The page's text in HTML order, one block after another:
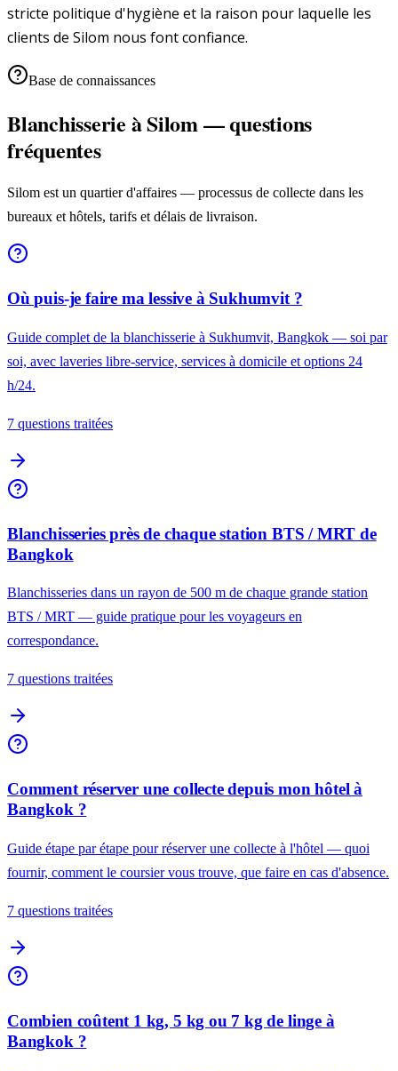
stricte politique d'hygiène et la raison pour laquelle les
clients de Silom nous font confiance.
Base de connaissances
Blanchisserie à Silom — questions
fréquentes
Silom est un quartier d'affaires — processus de collecte dans les
bureaux et hôtels, tarifs et délais de livraison.
Où puis-je faire ma lessive à Sukhumvit ?
Guide complet de la blanchisserie à Sukhumvit, Bangkok — soi par
soi, avec laveries libre-service, services à domicile et options 24
h/24.
7 questions traitées
Blanchisseries près de chaque station BTS / MRT de
Bangkok
Blanchisseries dans un rayon de 500 m de chaque grande station
BTS / MRT — guide pratique pour les voyageurs en
correspondance.
7 questions traitées
Comment réserver une collecte depuis mon hôtel à
Bangkok ?
Guide étape par étape pour réserver une collecte à l'hôtel — quoi
fournir, comment le coursier vous trouve, que faire en cas d'absence.
7 questions traitées
Combien coûtent 1 kg, 5 kg ou 7 kg de linge à
Bangkok ?